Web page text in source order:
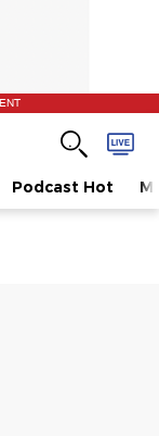
Podcast Hot